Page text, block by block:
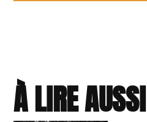
À LIRE AUSSI